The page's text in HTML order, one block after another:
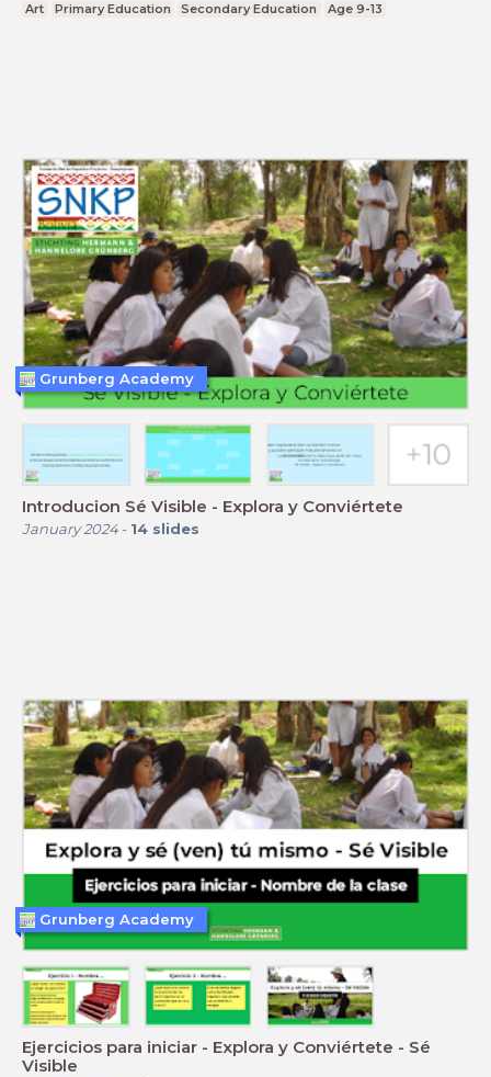
Art Primary Education Secondary Education Age 9-13
Introducion Sé Visible - Explora y Conviértete
January 2024- 14 slides
Grunberg Academy
Ejercicios para iniciar - Explora y Conviértete - Sé
Visible
Grunberg Academy